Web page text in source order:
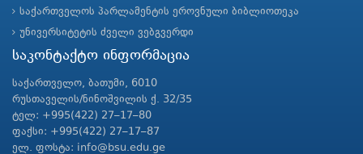
საქართველოს პარლამენტის ეროვნული ბიბლიოთეკა
უნივერსიტეტის ძველი ვებგვერდი
საკონტაქტო ინფორმაცია
საქართველო, ბათუმი, 6010
რუსთაველის/ნინოშვილის ქ. 32/35
ტელ: +995(422) 27–17–80
ფაქსი: +995(422) 27–17–87
ელ. ფოსტა: info@bsu.edu.ge